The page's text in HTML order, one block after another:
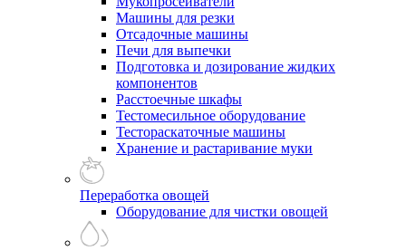
Машины для резки
Отсадочные машины
Печи для выпечки
Подготовка и дозирование жидких
компонентов
Расстоечные шкафы
Тестомесильное оборудование
Тестораскаточные машины
Хранение и растаривание муки
Переработка овощей
Оборудование для чистки овощей